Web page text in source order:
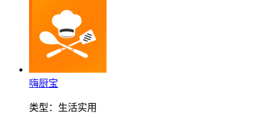
嗨厨宝
类型： 生活实用